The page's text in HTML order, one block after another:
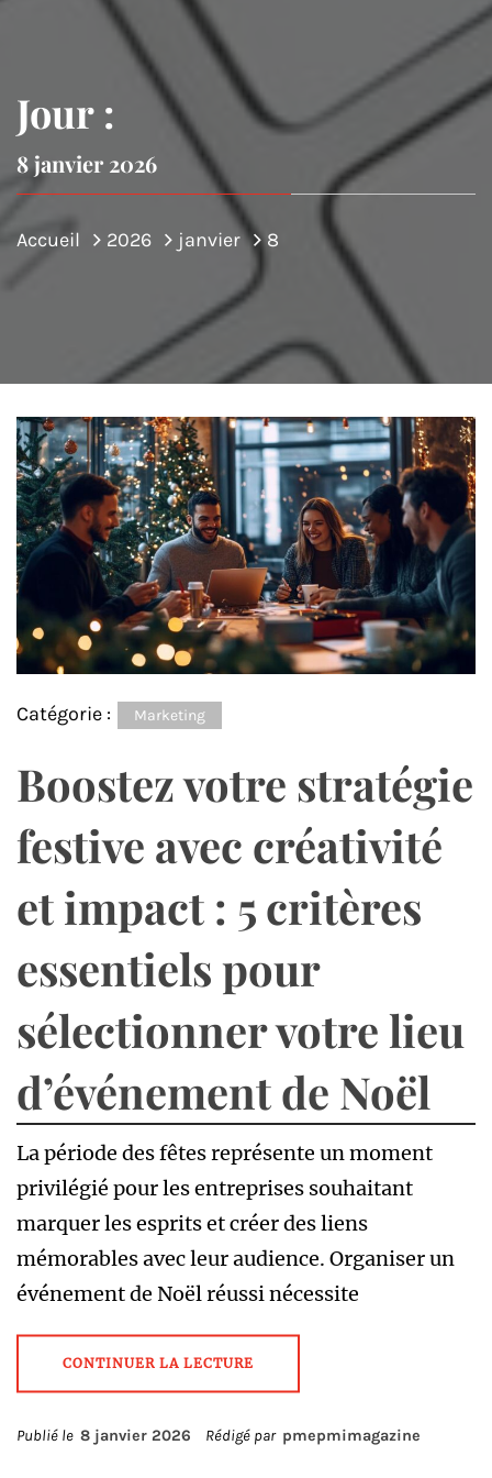
Jour :
8 janvier 2026
Accueil 2026 janvier 8
Catégorie : Marketing
Boostez votre stratégie
festive avec créativité
et impact : 5 critères
essentiels pour
sélectionner votre lieu
d’événement de Noël
La période des fêtes représente un moment
privilégié pour les entreprises souhaitant
marquer les esprits et créer des liens
mémorables avec leur audience. Organiser un
événement de Noël réussi nécessite
CONTINUER LA LECTURE
Publié le 8 janvier 2026 Rédigé par pmepmimagazine